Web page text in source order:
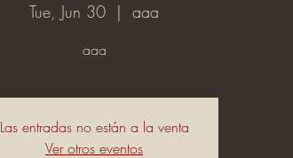
Tue, Jun 30
  |
aaa
aaa
Las entradas no están a la venta
Ver otros eventos